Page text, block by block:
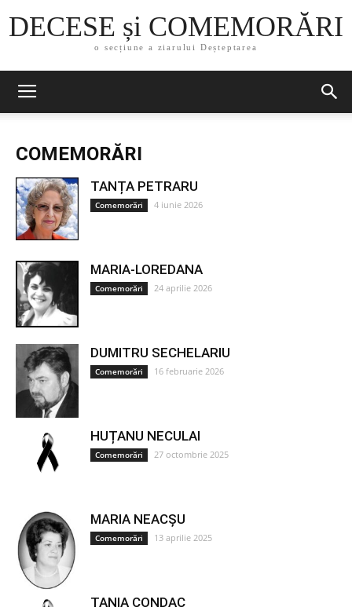
DECESE și COMEMORĂRI
o secțiune a ziarului Deșteptarea
COMEMORĂRI
TANȚA PETRARU
Comemorări 4 iunie 2026
MARIA-LOREDANA
Comemorări 24 aprilie 2026
DUMITRU SECHELARIU
Comemorări 16 februarie 2026
HUȚANU NECULAI
Comemorări 27 octombrie 2025
MARIA NEACȘU
Comemorări 13 aprilie 2025
TANIA CONDAC